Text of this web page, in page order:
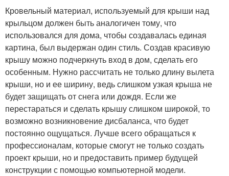
Кровельный материал, используемый для крыши над
крыльцом должен быть аналогичен тому, что
использовался для дома, чтобы создавалась единая
картина, был выдержан один стиль. Создав красивую
крышу можно подчеркнуть вход в дом, сделать его
особенным. Нужно рассчитать не только длину вылета
крыши, но и ее ширину, ведь слишком узкая крыша не
будет защищать от снега или дождя. Если же
перестараться и сделать крышу слишком широкой, то
возможно возникновение дисбаланса, что будет
постоянно ощущаться. Лучше всего обращаться к
профессионалам, которые смогут не только создать
проект крыши, но и предоставить пример будущей
конструкции с помощью компьютерной модели.